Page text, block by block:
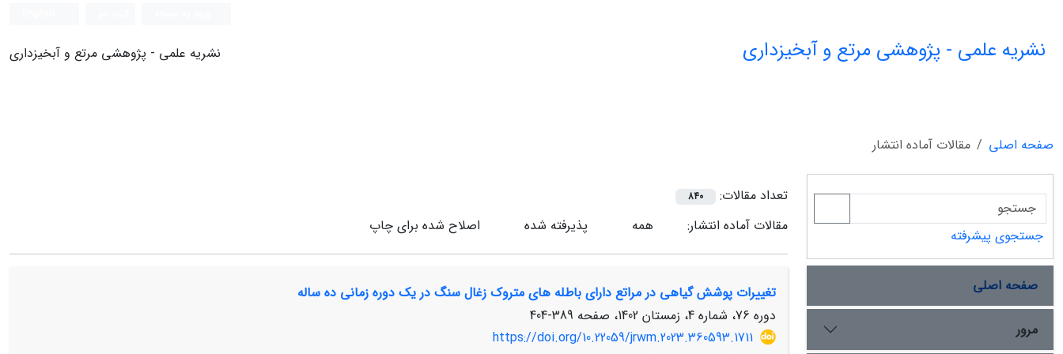
نشریه علمی - پژوهشی مرتع و آبخیزداری نشریه علمی - پژوهشی مرتع و آبخیزداری
صفحه اصلی مقالات آماده انتشار
تعداد مقالات: 840
مقالات آماده انتشار: همه پذیرفته شده اصلاح شده برای چاپ
تغییرات پوشش گیاهی در مراتع دارای باطله های متروک زغال سنگ در یک دوره زمانی ده ساله
دوره 76، شماره 4، زمستان 1402، صفحه
389-404
https://doi.org/10.22059/jrwm.2023.360593.1711
جستجوی پیشرفته
صفحه اصلی
مرور